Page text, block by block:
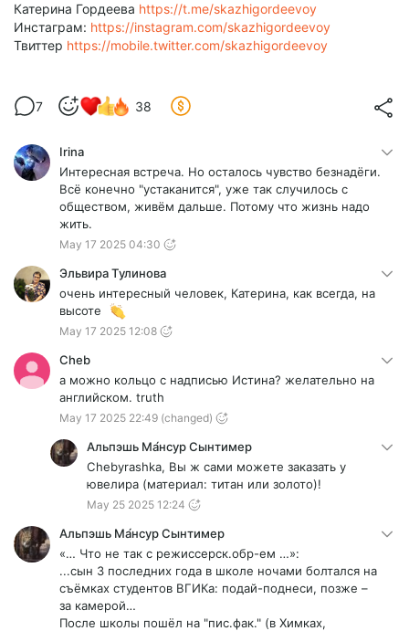
Катерина Гордеева https://t.me/skazhigordeevoy
Инстаграм: https://instagram.com/skazhigordeevoy
Твиттер https://mobile.twitter.com/skazhigordeevoy
7 38
Irina
Интересная встреча. Но осталось чувство безнадёги.
Всё конечно "устаканится", уже так случилось с
обществом, живём дальше. Потому что жизнь надо
жить.
May 17 2025 04:30
Эльвира Тулинова
очень интересный человек, Катерина, как всегда, на
высоте
May 17 2025 12:08
Cheb
а можно кольцо с надписью Истина? желательно на
английском. truth
May 17 2025 22:49 (changed)
Альпэшь Ма́нсур Сынтимер
Chebyrashka, Вы ж сами можете заказать у
ювелира (материал: титан или золото)!
May 25 2025 12:24
Альпэшь Ма́нсур Сынтимер
«… Что не так с режиссерск.обр-ем …»:
...сын 3 последних года в школе ночами болтался на
съёмках студентов ВГИКа: подай-поднеси, позже –
за камерой…
После школы пошёл на "пис.фак." (в Химках,